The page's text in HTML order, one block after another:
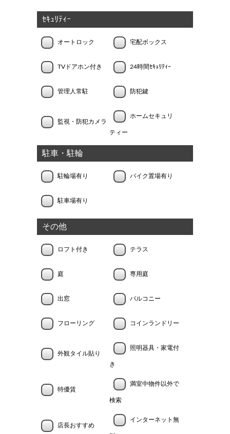
ｾｷｭﾘﾃｨｰ
オートロック 宅配ボックス
TVドアホン付き 24時間ｾｷｭﾘﾃｨｰ
管理人常駐 防犯鍵
監視・防犯カメラ
ホームセキュリ
ティー
駐車・駐輪
駐輪場有り バイク置場有り
駐車場有り
その他
ロフト付き テラス
庭 専用庭
出窓 バルコニー
フローリング コインランドリー
外観タイル貼り
照明器具・家電付
き
特優賃
満室中物件以外で
検索
店長おすすめ
インターネット無